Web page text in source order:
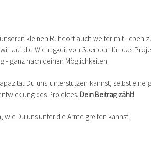
kleinen Ruheort auch weiter mit Leben
auf die Wichtigkeit von Spenden für das
- ganz nach deinen Möglichkeiten.
Du uns unterstützen kannst, selbst eine
des Projektes. Dein Beitrag zählt!
wie Du uns unter die Arme greifen kannst.